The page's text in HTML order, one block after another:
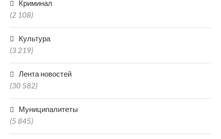
Криминал
(2 108)
Культура
(3 219)
Лента новостей
(30 582)
Муниципалитеты
(5 845)